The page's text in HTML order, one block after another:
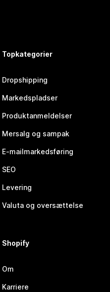
Topkategorier
Dropshipping
Markedspladser
Produktanmeldelser
Mersalg og sampak
E-mailmarkedsføring
SEO
Levering
Valuta og oversættelse
Shopify
Om
Karriere